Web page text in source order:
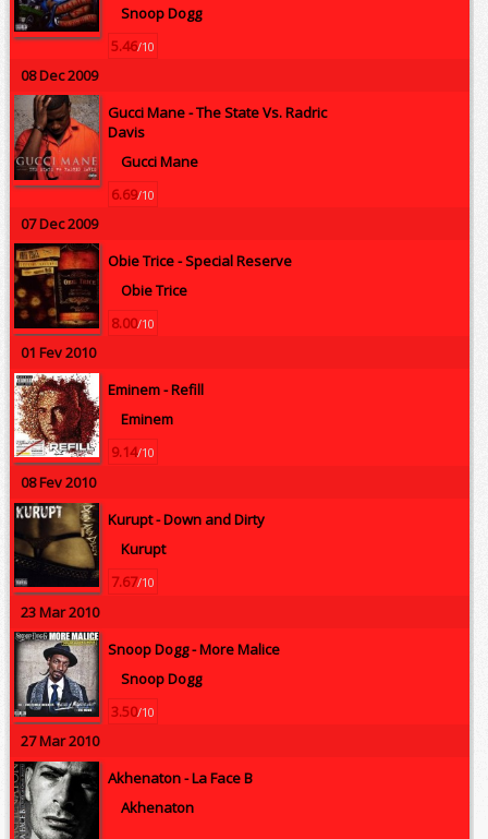
Snoop Dogg
5.46/10
08 Dec 2009
Gucci Mane -The State Vs. Radric
Davis
Gucci Mane
6.69/10
07 Dec 2009
Obie Trice -Special Reserve
Obie Trice
8.00/10
01 Fev 2010
Eminem -Refill
Eminem
9.14/10
08 Fev 2010
Kurupt -Down and Dirty
Kurupt
7.67/10
23 Mar 2010
Snoop Dogg -More Malice
Snoop Dogg
3.50/10
27 Mar 2010
Akhenaton -La Face B
Akhenaton